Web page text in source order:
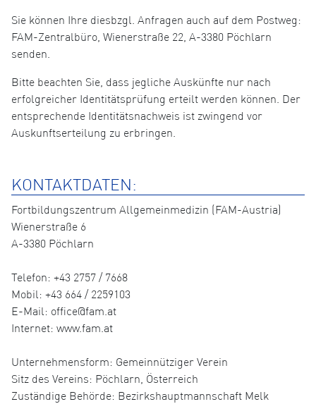
Sie können Ihre diesbzgl. Anfragen auch auf dem Postweg:
FAM-Zentralbüro, Wienerstraße 22, A-3380 Pöchlarn
senden.
Bitte beachten Sie, dass jegliche Auskünfte nur nach
erfolgreicher Identitätsprüfung erteilt werden können. Der
entsprechende Identitätsnachweis ist zwingend vor
Auskunftserteilung zu erbringen.
KONTAKTDATEN:
Fortbildungszentrum Allgemeinmedizin (FAM-Austria)
Wienerstraße 6
A-3380 Pöchlarn
Telefon: +43 2757 / 7668
Mobil: +43 664 / 2259103
E-Mail: office@fam.at
Internet: www.fam.at
Unternehmensform: Gemeinnütziger Verein
Sitz des Vereins: Pöchlarn, Österreich
Zuständige Behörde: Bezirkshauptmannschaft Melk